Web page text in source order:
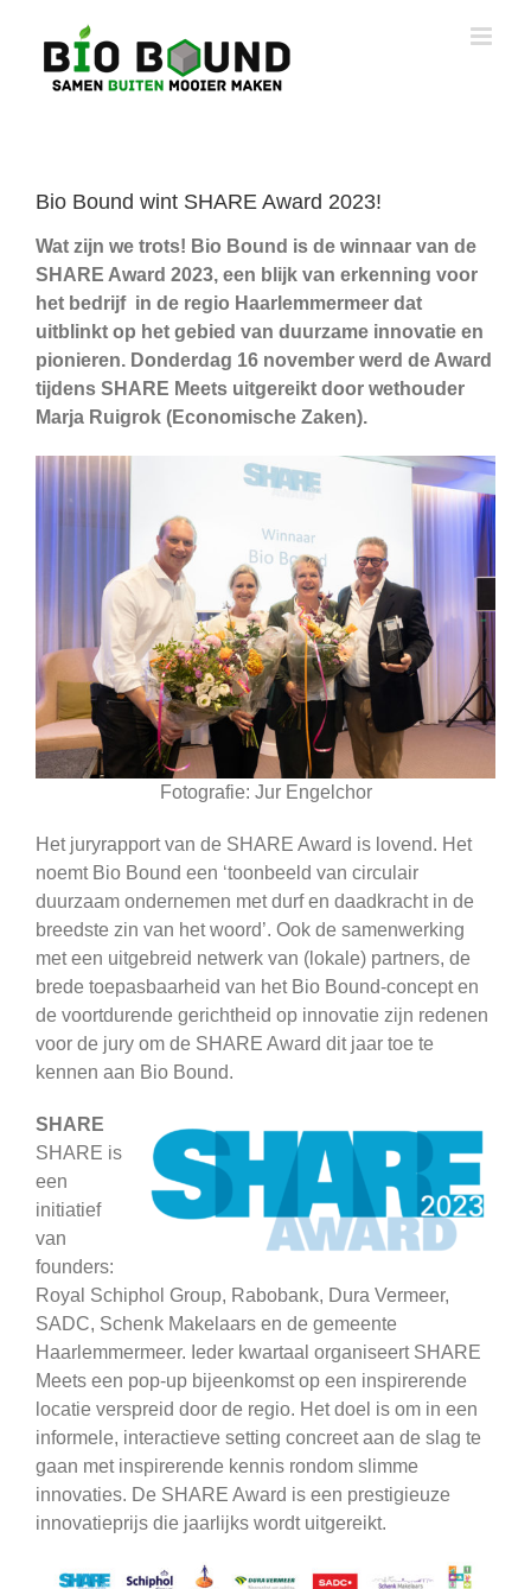
inhoud
Bio Bound wint SHARE Award 2023!
Wat zijn we trots! Bio Bound is de winnaar van de
SHARE Award 2023, een blijk van erkenning voor
het bedrijf in de regio Haarlemmermeer dat
uitblinkt op het gebied van duurzame innovatie en
pionieren. Donderdag 16 november werd de Award
tijdens SHARE Meets uitgereikt door wethouder
Marja Ruigrok (Economische Zaken).
Fotografie: Jur Engelchor
Het juryrapport van de SHARE Award is lovend. Het
noemt Bio Bound een ‘toonbeeld van circulair
duurzaam ondernemen met durf en daadkracht in de
breedste zin van het woord’. Ook de samenwerking
met een uitgebreid netwerk van (lokale) partners, de
brede toepasbaarheid van het Bio Bound-concept en
de voortdurende gerichtheid op innovatie zijn redenen
voor de jury om de SHARE Award dit jaar toe te
kennen aan Bio Bound.
SHARE
SHARE is
een
initiatief
van
founders:
Royal Schiphol Group, Rabobank, Dura Vermeer,
SADC, Schenk Makelaars en de gemeente
Haarlemmermeer. Ieder kwartaal organiseert SHARE
Meets een pop-up bijeenkomst op een inspirerende
locatie verspreid door de regio. Het doel is om in een
informele, interactieve setting concreet aan de slag te
gaan met inspirerende kennis rondom slimme
innovaties. De SHARE Award is een prestigieuze
innovatieprijs die jaarlijks wordt uitgereikt.